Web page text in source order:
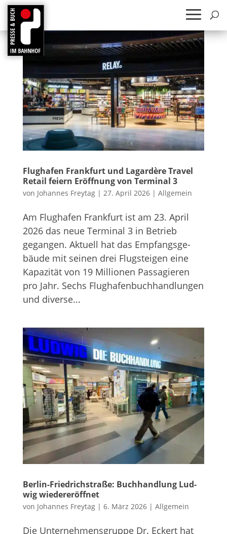
Flug­ha­fen Frank­furt und Lag­ar­dère Tra­vel
Retail fei­ern Eröff­nung von Ter­mi­nal 3
von Johannes Freytag| 27. April 2026| Allgemein
Am Flug­ha­fen Frank­furt ist am 23. April
2026 das neue Ter­mi­nal 3 in Betrieb
gegan­gen. Aktu­ell hat das Emp­fangs­ge­
bäude mit sei­nen drei Flug­stei­gen eine
Kapa­zi­tät von 19 Mil­lio­nen Pas­sa­gie­ren
pro Jahr. Sechs Flug­ha­fen­buch­hand­lun­gen
und diverse...
Ber­lin-Fried­rich­straße: Buch­hand­lung Lud­
wig wiedereröffnet
von Johannes Freytag| 6. März 2026| Allgemein
Die Unter­neh­mens­gruppe Dr. Eckert hat